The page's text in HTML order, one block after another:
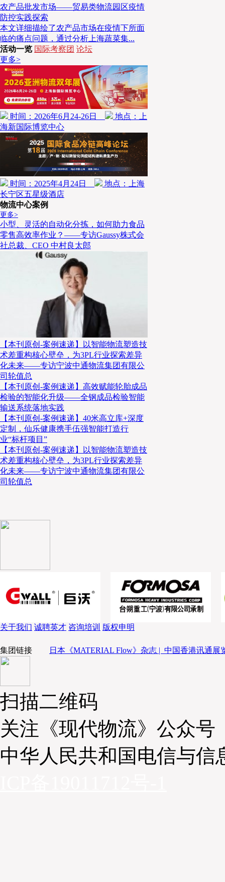
农产品批发市场——贸易类物流园区疫情
防控实践探索
本文详细描绘了农产品市场在疫情下所面
临的痛点问题，通过分析上海蔬菜集...
活动一览 国际考察团 论坛
更多>
时间：2026年6月24-26日
地点：上
海新国际博览中心
时间：2025年4月24日
地点：上海
长宁区五星级酒店
物流中心案例
更多>
小型、灵活的自动化分拣，如何助力食品
零售高效率作业？——专访Gaussy株式会
社总裁、CEO 中村良太郎
【本刊原创-案例速递】以智能物流塑造技
术差重构核心壁垒，为3PL行业探索差异
化未来——专访宁波中通物流集团有限公
司轮值总
【本刊原创-案例速递】高效赋能轮胎成品
检验的智能化升级——全钢成品检验智能
输送系统落地实践
【本刊原创-案例速递】40米高立库+深度
定制，仙乐健康携手伍强智能打造行
业“标杆项目”
【本刊原创-案例速递】以智能物流塑造技
术差重构核心壁垒，为3PL行业探索差异
化未来——专访宁波中通物流集团有限公
司轮值总
关于我们 诚聘英才 咨询培训 版权申明
集团链接 日本《MATERIAL Flow》杂志 | 中国香港讯通展
扫描二维码
关注《现代物流》公众号
中华人民共和国电信与